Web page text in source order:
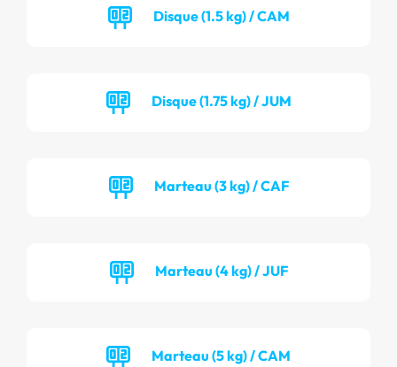
Disque (1.5 kg) / CAM
Disque (1.75 kg) / JUM
Marteau (3 kg) / CAF
Marteau (4 kg) / JUF
Marteau (5 kg) / CAM